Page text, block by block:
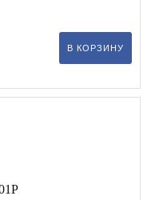
В КОРЗИНУ